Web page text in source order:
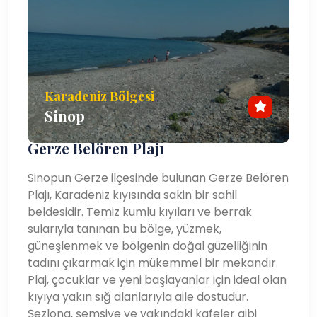
güzelliklerin, kültürel mirasın ve açık hava etkinliklerinin
mükemmel bir karışımını sunan gizli bir hazinedir. Sakin
plajları, manzaralı limanı ve geleneksel mimarisi,
burayı şehir hayatının koşuşturmasından huzurlu bir
kaçış arayanlar için ideal bir destinasyon haline
getiriyor. İster deniz kenarında dinlenmek, ister
bölgedeki ormanları keşfetmek veya yerel bir
restoranda taze deniz ürünlerinin tadını çıkarmak
deneyimi sunuyor.
Sinop ve yakındaki turistik mekanlara kolay ulaşım
imkanı sayesinde Gerze, daha geniş bölgeyi
keşfetmek için harika bir başlangıç ​​noktasıdır; sıcak
misafirperverliği ve rahat atmosferi ise ziyaretçilerin
kendilerini evlerindeymiş gibi hissetmelerini sağlar.
İster yazın plajlar için, ister ilkbahar ve sonbaharda
Karadeniz Bölgesi
Sinop
Gerze Belören Plajı
Sinopun Gerze ilçesinde bulunan Gerze Belören
Plajı, Karadeniz kıyısında sakin bir sahil
beldesidir. Temiz kumlu kıyıları ve berrak
sularıyla tanınan bu bölge, yüzmek,
güneşlenmek ve bölgenin doğal güzelliğinin
tadını çıkarmak için mükemmel bir mekandır.
Plaj, çocuklar ve yeni başlayanlar için ideal olan
kıyıya yakın sığ alanlarıyla aile dostudur.
Şezlong, şemsiye ve yakındaki kafeler gibi